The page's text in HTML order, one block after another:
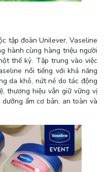
tập đoàn Unilever, Vaseline
hành cùng hàng triệu người
thế kỷ. Tập trung vào việc
nổi tiếng với khả năng
da khô, nứt nẻ do tác động
thương hiệu vẫn giữ vững vị
ẩm cơ bản, an toàn và